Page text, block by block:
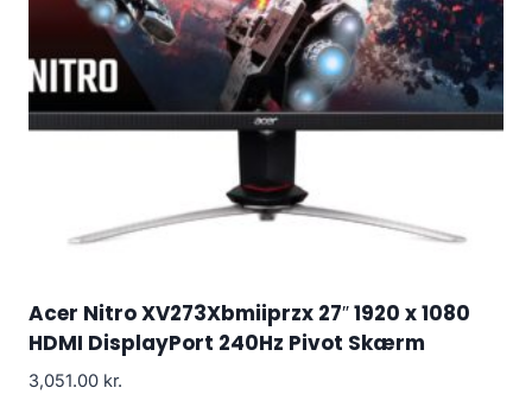
Acer Nitro XV273Xbmiiprzx 27″ 1920 x 1080
HDMI DisplayPort 240Hz Pivot Skærm
3,051.00 kr.